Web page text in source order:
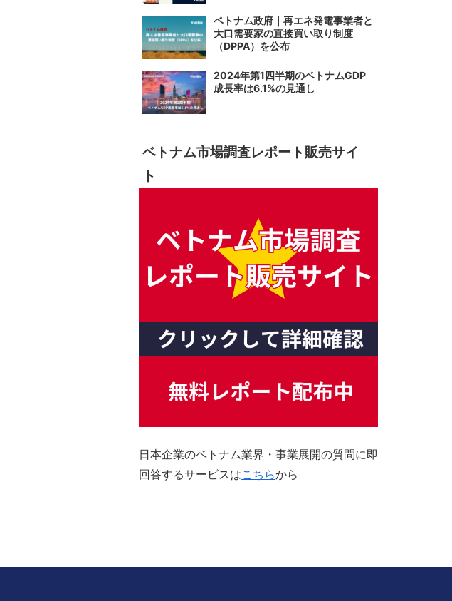
ベトナム政府｜再エネ発電事業者と
大口需要家の直接買い取り制度
（DPPA）を公布
2024年第1四半期のベトナムGDP
成長率は6.1%の見通し
ベトナム市場調査レポート販売サイ
ト
日本企業のベトナム業界・事業展開の質問に即
回答するサービスはこちらから